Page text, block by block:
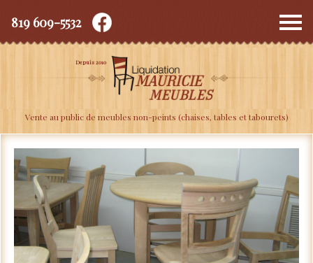
819 609-5532
Depuis 2010
Vente au public de meubles non-peints (chaises, tables et tabourets)